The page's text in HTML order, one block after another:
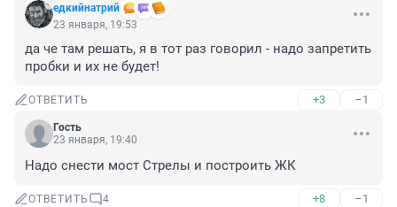
едкийнатрий
23 января, 19:53
да че там решать, я в тот раз говорил - надо запретить
пробки и их не будет!
ОТВЕТИТЬ +3 –1
Гость
23 января, 19:40
Надо снести мост Стрелы и построить ЖК
ОТВЕТИТЬ 4 +8 –1